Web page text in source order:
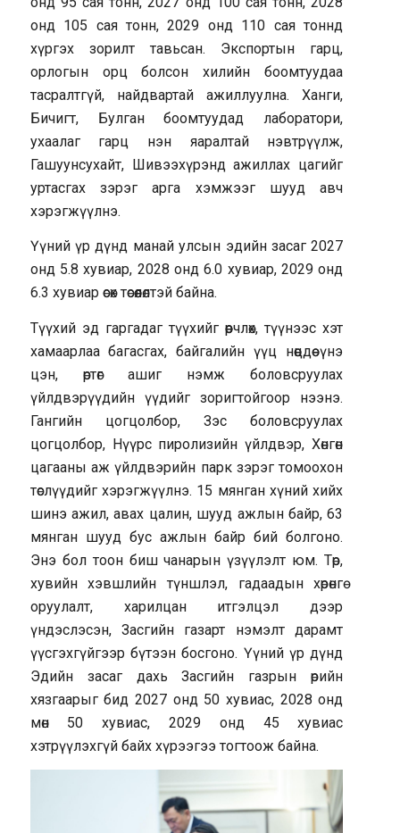
онд 105 сая тонн, 2029 онд 110 сая тоннд
хүргэх зорилт тавьсан. Экспортын гарц,
орлогын орц болсон хилийн боомтуудаа
тасралтгүй, найдвартай ажиллуулна. Ханги,
Бичигт, Булган боомтуудад лаборатори,
ухаалаг гарц нэн яаралтай нэвтрүүлж,
Гашуунсухайт, Шивээхүрэнд ажиллах цагийг
уртасгах зэрэг арга хэмжээг шууд авч
хэрэгжүүлнэ.
Үүний үр дүнд манай улсын эдийн засаг 2027
онд 5.8 хувиар, 2028 онд 6.0 хувиар, 2029 онд
6.3 хувиар өсөх төсөөлөлтэй байна.
Түүхий эд гаргадаг түүхийг өөрчлөх, түүнээс хэт
хамаарлаа багасгах, байгалийн үүц нөөцдөө үнэ
цэн, өртөг ашиг нэмж боловсруулах
үйлдвэрүүдийн үүдийг зоригтойгоор нээнэ.
Гангийн цогцолбор, Зэс боловсруулах
цогцолбор, Нүүрс пиролизийн үйлдвэр, Хөнгөн
цагааны аж үйлдвэрийн парк зэрэг томоохон
төслүүдийг хэрэгжүүлнэ. 15 мянган хүний хийх
шинэ ажил, авах цалин, шууд ажлын байр, 63
мянган шууд бус ажлын байр бий болгоно.
Энэ бол тоон биш чанарын үзүүлэлт юм. Төр,
хувийн хэвшлийн түншлэл, гадаадын хөрөнгө
оруулалт, харилцан итгэлцэл дээр
үндэслэсэн, Засгийн газарт нэмэлт дарамт
үүсгэхгүйгээр бүтээн босгоно. Үүний үр дүнд
Эдийн засаг дахь Засгийн газрын өрийн
хязгаарыг бид 2027 онд 50 хувиас, 2028 онд
мөн 50 хувиас, 2029 онд 45 хувиас
хэтрүүлэхгүй байх хүрээгээ тогтоож байна.